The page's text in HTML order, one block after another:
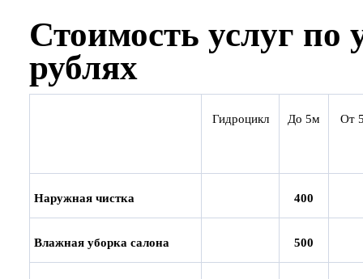
Стоимость услуг по
рублях
Гидроцикл До 5м От
Наружная чистка 400
Влажная уборка салона 500